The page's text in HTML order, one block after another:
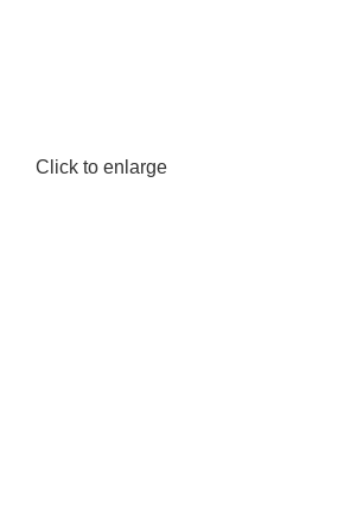
Click to enlarge